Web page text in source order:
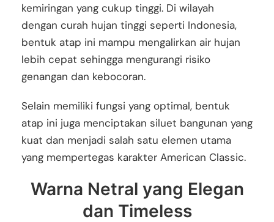
kemiringan yang cukup tinggi. Di wilayah
dengan curah hujan tinggi seperti Indonesia,
bentuk atap ini mampu mengalirkan air hujan
lebih cepat sehingga mengurangi risiko
genangan dan kebocoran.
Selain memiliki fungsi yang optimal, bentuk
atap ini juga menciptakan siluet bangunan yang
kuat dan menjadi salah satu elemen utama
yang mempertegas karakter American Classic.
Warna Netral yang Elegan
dan Timeless